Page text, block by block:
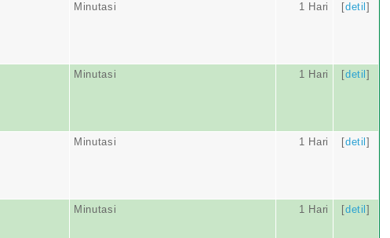
Minutasi 1 Hari [detil]
Minutasi 1 Hari [detil]
Minutasi 1 Hari [detil]
Minutasi 1 Hari [detil]